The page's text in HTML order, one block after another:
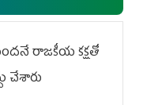
రాజకీయ కక్షతో
చేశారు